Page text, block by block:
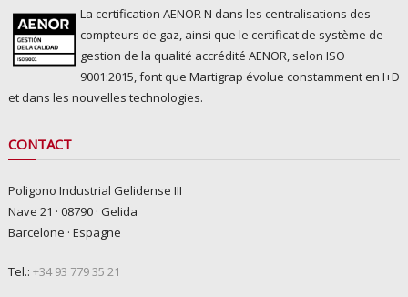
La certification AENOR N dans les centralisations des
compteurs de gaz, ainsi que le certificat de système de
gestion de la qualité accrédité AENOR, selon ISO
9001:2015, font que Martigrap évolue constamment en I+D
et dans les nouvelles technologies.
CONTACT
Poligono Industrial Gelidense III
Nave 21 · 08790 · Gelida
Barcelone · Espagne
Tel.: +34 93 779 35 21